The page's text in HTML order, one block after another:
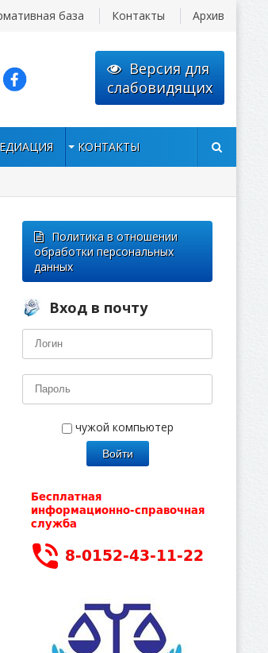
Версия для
слабовидящих
база Контакты Архив
КОНТАКТЫ
Политика в отношении
обработки персональных
данных
Вход в почту
чужой компьютер